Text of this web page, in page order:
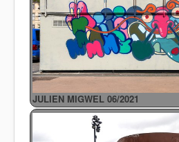
JULIEN MIGWEL 06/2021